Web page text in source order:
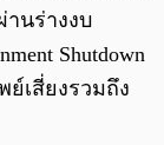
นร่างงบ
Shutdown
เสี่ยงรวมถึง